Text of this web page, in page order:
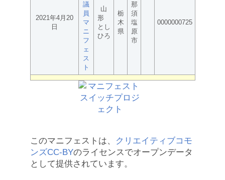
2021年4月20
日
議
員
マ
ニ
フ
ェ
ス
ト
山
形
とし
ひろ
栃
木
県
那
須
塩
原
市
0000000725
このマニフェストは、
クリエイティブコモ
ンズCC-BYのライセンスでオープンデータ
として提供されています。